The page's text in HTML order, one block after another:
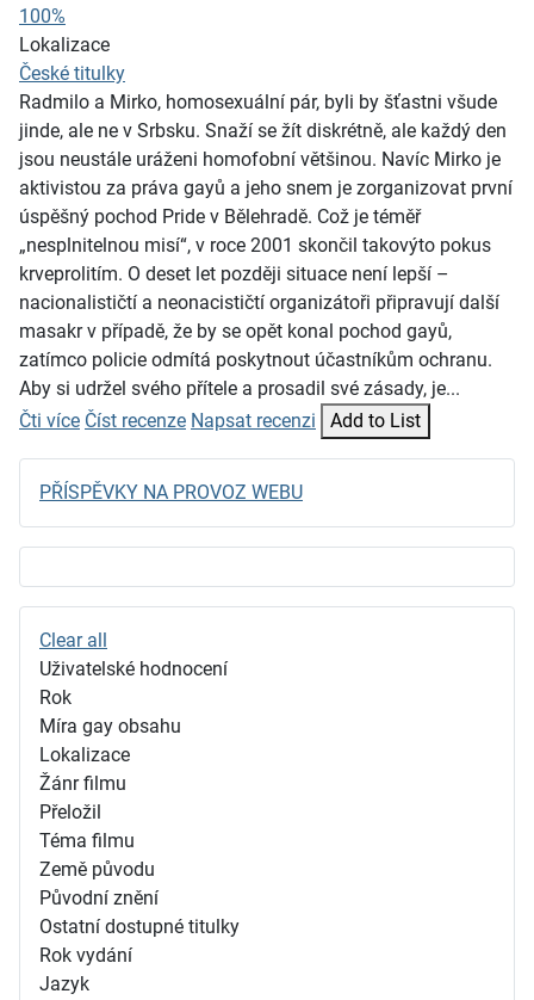
100%
Lokalizace
České titulky
Radmilo a Mirko, homosexuální pár, byli by šťastni všude
jinde, ale ne v Srbsku. Snaží se žít diskrétně, ale každý den
jsou neustále uráženi homofobní většinou. Navíc Mirko je
aktivistou za práva gayů a jeho snem je zorganizovat první
úspěšný pochod Pride v Bělehradě. Což je téměř
„nesplnitelnou misí“, v roce 2001 skončil takovýto pokus
krveprolitím. O deset let později situace není lepší –
nacionalističtí a neonacističtí organizátoři připravují další
masakr v případě, že by se opět konal pochod gayů,
zatímco policie odmítá poskytnout účastníkům ochranu.
Aby si udržel svého přítele a prosadil své zásady, je...
Čti více Číst recenze Napsat recenzi Add to List
PŘÍSPĚVKY NA PROVOZ WEBU
Clear all
Uživatelské hodnocení
Rok
Míra gay obsahu
Lokalizace
Žánr filmu
Přeložil
Téma filmu
Země původu
Původní znění
Ostatní dostupné titulky
Rok vydání
Jazyk